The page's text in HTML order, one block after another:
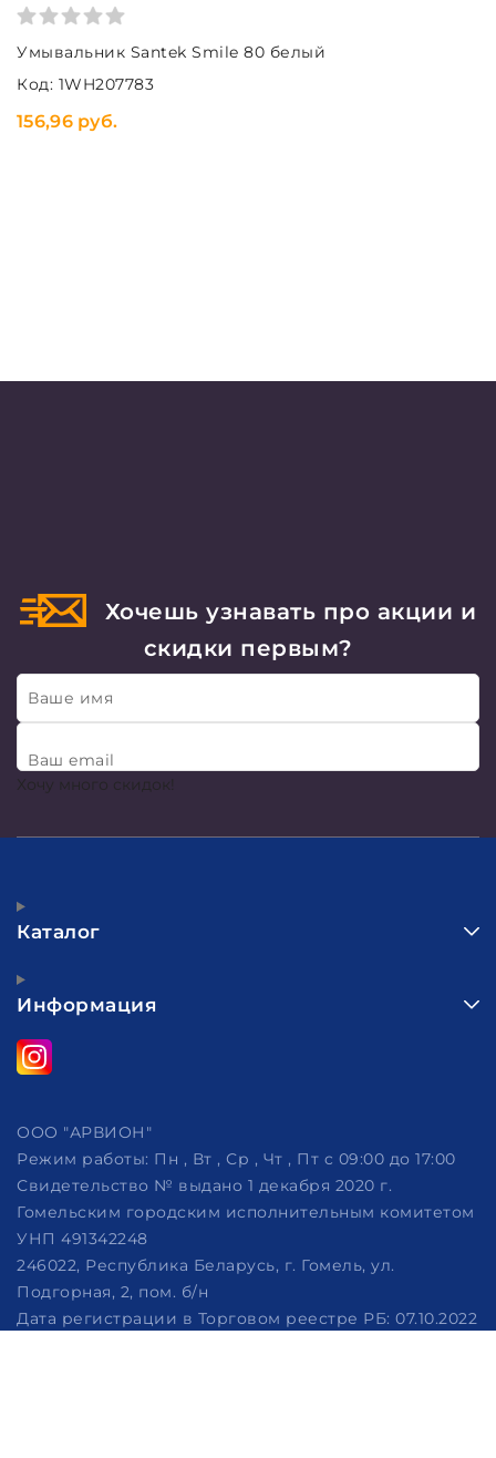
Умывальник Santek Smile 80 белый
Код: 1WH207783
156,96 руб.
Хочешь узнавать про акции и
скидки первым?
Ваше имя
Ваш email
Хочу много скидок!
Каталог
Информация
ООО "АРВИОН"
Режим работы: Пн , Вт , Ср , Чт , Пт c 09:00 до 17:00
Свидетельство № выдано 1 декабря 2020 г.
Гомельским городским исполнительным комитетом
УНП 491342248
246022, Республика Беларусь, г. Гомель, ул.
Подгорная, 2, пом. б/н
Дата регистрации в Торговом реестре РБ: 07.10.2022